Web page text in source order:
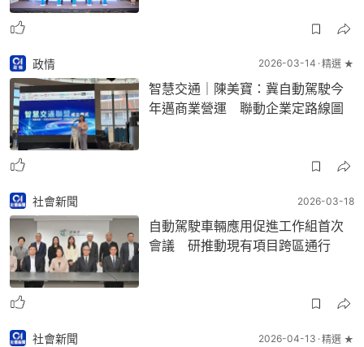
政情 2026-03-14 精選 ★
智慧交通｜陳美寶：冀自動駕駛今
年邁商業營運 聯動企業定路線圖
社會新聞 2026-03-18
自動駕駛車輛應用促進工作組首次
會議 研推動現有項目跨區通行
社會新聞 2026-04-13 精選 ★